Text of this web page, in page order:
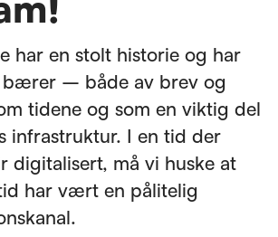
har en stolt historie og har
– både av brev og
tidene og som en viktig del
infrastruktur. I en tid der
digitalisert, må vi huske at
har vært en pålitelig